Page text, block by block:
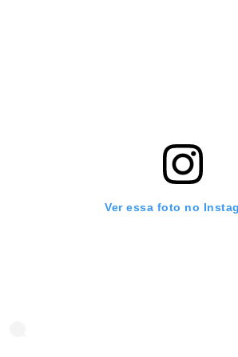
Ver essa foto no